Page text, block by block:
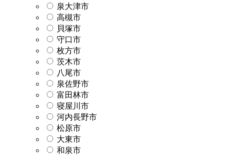
泉大津市
高槻市
貝塚市
守口市
枚方市
茨木市
八尾市
泉佐野市
富田林市
寝屋川市
河内長野市
松原市
大東市
和泉市